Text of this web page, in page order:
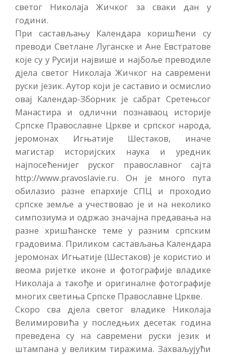
светог Николаја Жичког за сваки дан у
години.
При састављању Календара коришћени су
преводи Светлане Луганске и Ане Евстратове
које су у Русији највише и најбоље преводиле
дјела светог Николаја Жичког на савремени
руски језик. Аутор који је саставио и осмислио
овај Календар-Зборник је сабрат Сретењсог
Манастира и одлични познаваоц историје
Српске Православне Цркве и српског народа,
јеромонах Игњатије Шестаков, иначе
магистар историјских наука и уредник
најпосећенијег руског православног сајта
http://www.pravoslavie.ru. Он је много пута
обилазио разне епархије СПЦ и проходио
српске земље а учествовао је и на неколико
симпозиума и одржао значајна предавања на
разне хришћанске теме у разним српским
градовима. Приликом састављања Календара
јеромонах Игњатије (Шестаков) је користио и
веома ријетке иконе и фотографије владике
Николаја а такође и оригиналне фотографије
многих светиња Српске Православне Цркве.
Скоро сва дјела светог владике Николаја
Велимировића у последњих десетак година
преведена су на савремени руски језик и
штампана у великим тиражима. Захваљујући